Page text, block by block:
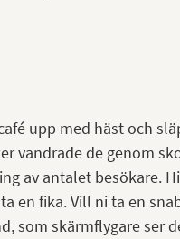
upp med häst och
vandrade de genom
av antalet besökare.
en fika. Vill ni ta en
som skärmflygare ser